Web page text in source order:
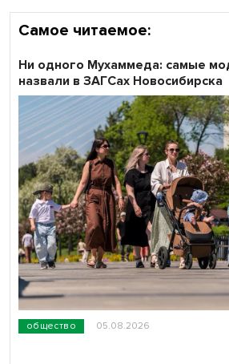
Самое читаемое:
общество 05.08.2026
Ни одного Мухаммеда: самые
назвали в ЗАГСах Новосибирска